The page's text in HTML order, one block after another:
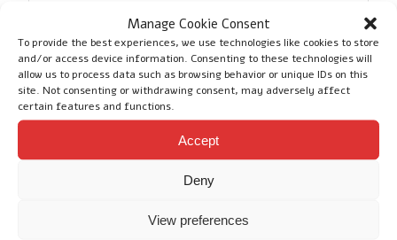
Manage Cookie Consent
To provide the best experiences, we use technologies like cookies to store
and/or access device information. Consenting to these technologies will
allow us to process data such as browsing behavior or unique IDs on this
site. Not consenting or withdrawing consent, may adversely affect
certain features and functions.
Accept
Deny
View preferences
robuuste palletvork voor efficiënter
dagelijks werk. De palletvork wordt
gebruikt voor het verplaatsen van pallets,
bigbags en andere materialen op het erf.